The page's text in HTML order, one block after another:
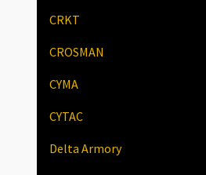
CRKT
CROSMAN
CYMA
CYTAC
Delta Armory